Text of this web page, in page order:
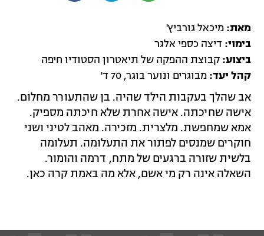
מאת: מיכאל גורביץ'
בימוי: דיצה כספי אלגר
ביצוע: קבוצת ההפקה של תיאטרון הסטודיו חיפה
קהל יעד: מבוגרים ונוער בוגר, 70 ד'
אב שהלך בעקבות הילד שהיה. בן שהתעורר מחלום.
אישה שחיכתה. אישה אחרת שלא חיכתה מספיק.
אמא שמחפשת. מלצרית. מזכירה. מאהב לטיני ושני
חוקרים שמנסים לפתור את התעלומה. תעלומה
בלשית שזורה ברגעים של מתח, דרמה והומור.
השאלה אינה רק מי אשם, אלא מה באמת קרה כאן.